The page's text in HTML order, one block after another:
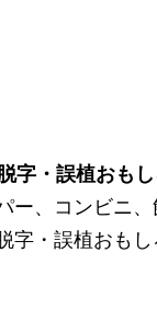
字・誤植おも
ー、コンビニ
字・誤植おも